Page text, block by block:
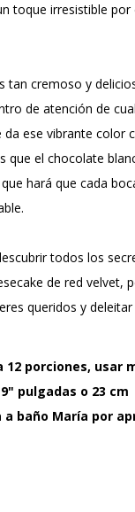
toque irresistible
tan cremoso y
de atención de
ese vibrante color
que el chocolate
hará que cada
todos los
de red velvet,
queridos y deleitar
12 porciones, usar
pulgadas o 23 cm
a baño María por